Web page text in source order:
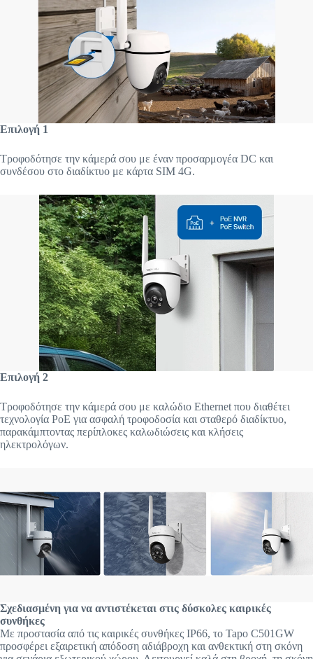
Επιλογή 1
Τροφοδότησε την κάμερά σου με έναν προσαρμογέα DC και
συνδέσου στο διαδίκτυο με κάρτα SIM 4G.
Επιλογή 2
Τροφοδότησε την κάμερά σου με καλώδιο Ethernet που διαθέτει
τεχνολογία PoE για ασφαλή τροφοδοσία και σταθερό διαδίκτυο,
παρακάμπτοντας περίπλοκες καλωδιώσεις και κλήσεις
ηλεκτρολόγων.
Σχεδιασμένη για να αντιστέκεται στις δύσκολες καιρικές
συνθήκες
Με προστασία από τις καιρικές συνθήκες IP66, το Tapo C501GW
προσφέρει εξαιρετική απόδοση αδιάβροχη και ανθεκτική στη σκόνη